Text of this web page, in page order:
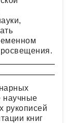
научные
рукописей
книг